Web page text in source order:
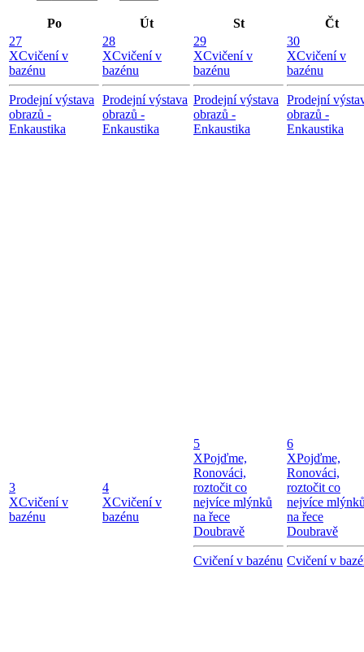
Po Út St
Čt
27
XCvičení v
bazénu
Prodejní výstava
obrazů -
Enkaustika
28
XCvičení v
bazénu
Prodejní výstava
obrazů -
Enkaustika
29
XCvičení v
bazénu
Prodejní výstava
obrazů -
Enkaustika
30
XCvičení v
bazénu
Prodejní
obrazů -
Enkaustika
3
XCvičení v
bazénu
4
XCvičení v
bazénu
5
XPojďme,
Ronováci,
roztočit co
nejvíce mlýnků
na řece
Doubravě
Cvičení v bazénu
6
XPojďme,
Ronováci,
roztočit co
nejvíce
na řece
Doubravě
Cvičení v